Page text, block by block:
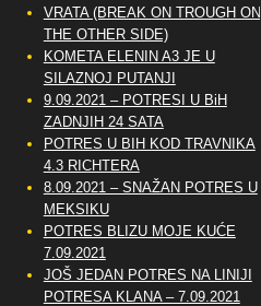
VRATA (BREAK ON TROUGH ON
THE OTHER SIDE)
KOMETA ELENIN A3 JE U
SILAZNOJ PUTANJI
9.09.2021 – POTRESI U BiH
ZADNJIH 24 SATA
POTRES U BIH KOD TRAVNIKA
4.3 RICHTERA
8.09.2021 – SNAŽAN POTRES U
MEKSIKU
POTRES BLIZU MOJE KUĆE
7.09.2021
JOŠ JEDAN POTRES NA LINIJI
POTRESA KLANA – 7.09.2021